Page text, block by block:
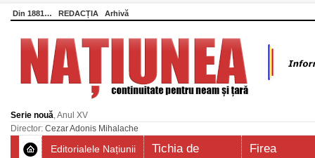
Din 1881… REDACȚIA Arhivă
Serie nouă, Anul XV
Director: Cezar Adonis Mihalache
Editorialele Națiunii
Tichia de
Firea